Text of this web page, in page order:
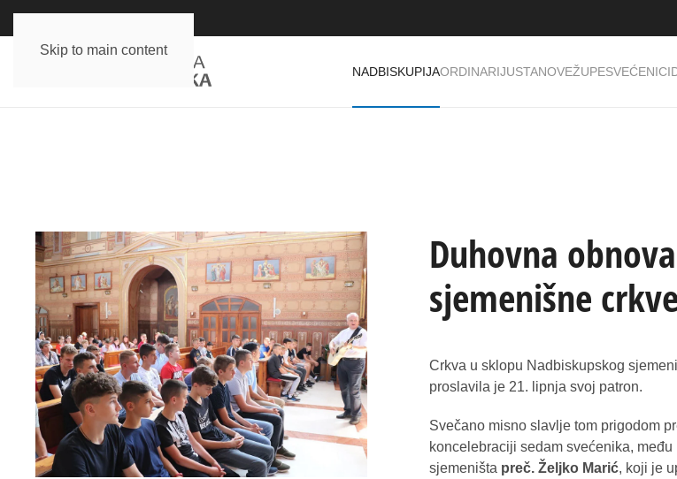
Skip to main content
NADBISKUPIJAORDINARIJUSTANOVEŽUPESVEĆENICI
Duhovna
sjemenišne crkve
Crkva u sklopu Nadbiskupskog
proslavila je 21. lipnja svoj patron.
Svečano misno slavlje tom prigodom
koncelebraciji sedam svećenika,
sjemeništa preč. Željko Marić, koji je